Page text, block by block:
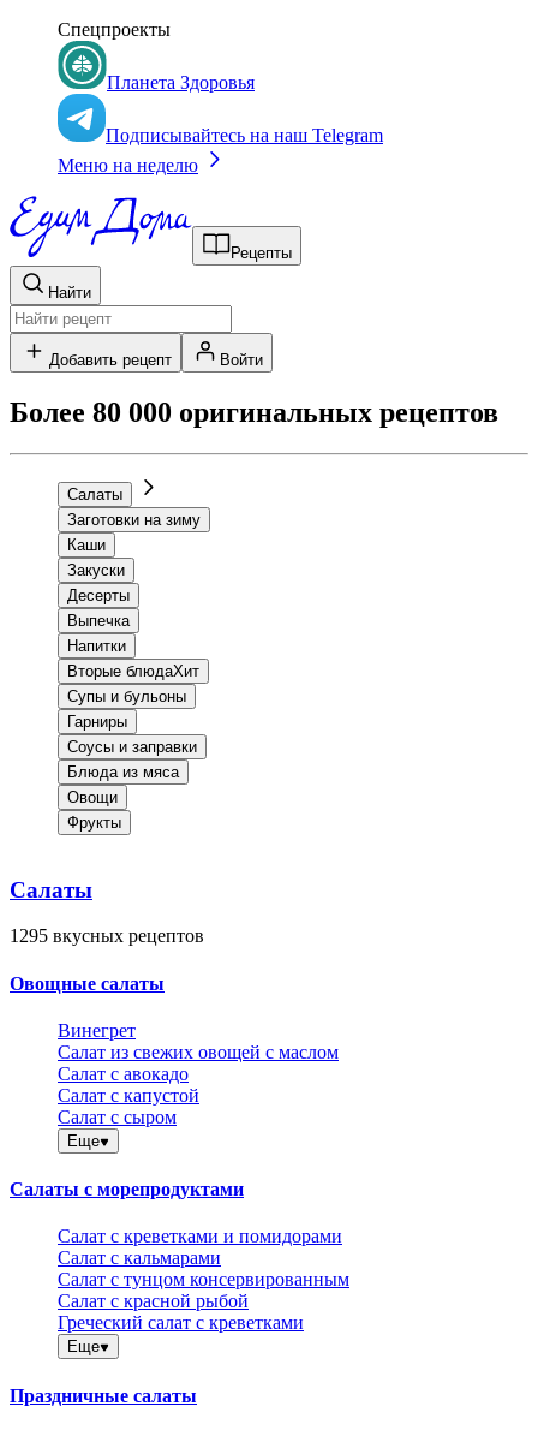
Спецпроекты
Планета Здоровья
Подписывайтесь на наш Telegram
Меню на неделю
Рецепты
Найти
Добавить рецепт Войти
Более 80 000 оригинальных рецептов
Салаты
Заготовки на зиму
Каши
Закуски
Десерты
Выпечка
Напитки
Вторые блюдаХит
Супы и бульоны
Гарниры
Соусы и заправки
Блюда из мяса
Овощи
Фрукты
Салаты
1295 вкусных рецептов
Овощные салаты
Винегрет
Салат из свежих овощей с маслом
Салат с авокадо
Салат с капустой
Салат с сыром
Еще
Салаты с морепродуктами
Салат с креветками и помидорами
Салат с кальмарами
Салат с тунцом консервированным
Салат с красной рыбой
Греческий салат с креветками
Еще
Праздничные салаты